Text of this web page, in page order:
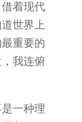
着现代
世界上
重要的
我连俯
一种理